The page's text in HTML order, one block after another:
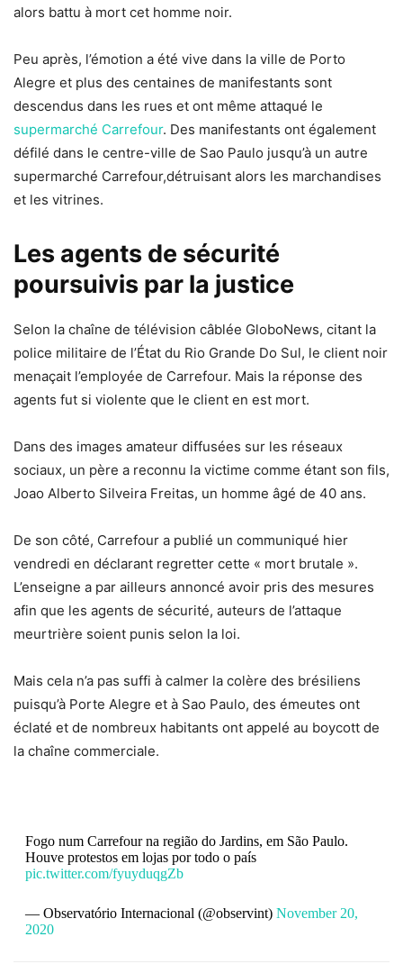
alors battu à mort cet homme noir.
Peu après, l’émotion a été vive dans la ville de Porto
Alegre et plus des centaines de manifestants sont
descendus dans les rues et ont même attaqué le
supermarché Carrefour. Des manifestants ont également
défilé dans le centre-ville de Sao Paulo jusqu’à un autre
supermarché Carrefour,détruisant alors les marchandises
et les vitrines.
Les agents de sécurité
poursuivis par la justice
Selon la chaîne de télévision câblée GloboNews, citant la
police militaire de l’État du Rio Grande Do Sul, le client noir
menaçait l’employée de Carrefour. Mais la réponse des
agents fut si violente que le client en est mort.
Dans des images amateur diffusées sur les réseaux
sociaux, un père a reconnu la victime comme étant son fils,
Joao Alberto Silveira Freitas, un homme âgé de 40 ans.
De son côté, Carrefour a publié un communiqué hier
vendredi en déclarant regretter cette « mort brutale ».
L’enseigne a par ailleurs annoncé avoir pris des mesures
afin que les agents de sécurité, auteurs de l’attaque
meurtrière soient punis selon la loi.
Mais cela n’a pas suffi à calmer la colère des brésiliens
puisqu’à Porte Alegre et à Sao Paulo, des émeutes ont
éclaté et de nombreux habitants ont appelé au boycott de
la chaîne commerciale.
Fogo num Carrefour na região do Jardins, em São Paulo.
Houve protestos em lojas por todo o país
pic.twitter.com/fyuyduqgZb
— Observatório Internacional (@observint) November 20,
2020